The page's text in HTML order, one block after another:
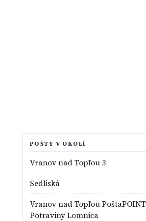
POŠTY V OKOLÍ
Vranov nad Topľou 3
Sedliská
Vranov nad Topľou PoštaPOINT
Potraviny Lomnica